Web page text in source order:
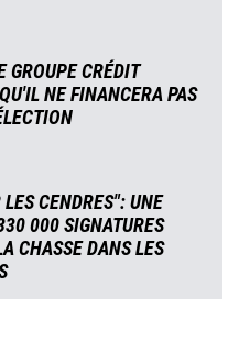
GROUPE CRÉDIT
NE FINANCERA PAS
LES CENDRES": UNE
000 SIGNATURES
CHASSE DANS LES